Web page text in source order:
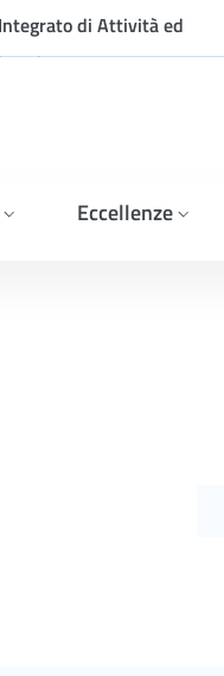
di Attività ed
Eccellenze